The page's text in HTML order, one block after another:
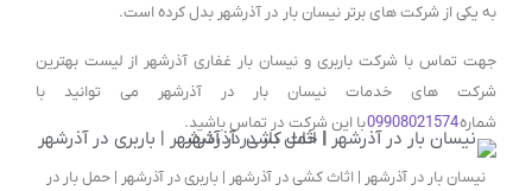
به یکی از شرکت های برتر نیسان بار در آذرشهر بدل کرده است.
جهت تماس با شرکت باربری و نیسان بار غفاری آذرشهر از لیست بهترین
شرکت های خدمات نیسان بار در آذرشهر می توانید با
شماره09908021574با این شرکت در تماس باشید.
نیسان بار در آذرشهر | اثاث کشی در آذرشهر | باربری در آذرشهر | حمل بار در